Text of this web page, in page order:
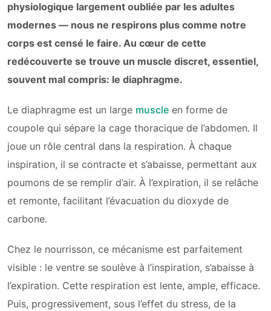
physiologique largement oubliée par les adultes
modernes — nous ne respirons plus comme notre
corps est censé le faire. Au cœur de cette
redécouverte se trouve un muscle discret, essentiel,
souvent mal compris: le diaphragme.
Le diaphragme est un large muscle en forme de
coupole qui sépare la cage thoracique de l’abdomen. Il
joue un rôle central dans la respiration. À chaque
inspiration, il se contracte et s’abaisse, permettant aux
poumons de se remplir d’air. À l’expiration, il se relâche
et remonte, facilitant l’évacuation du dioxyde de
carbone.
Chez le nourrisson, ce mécanisme est parfaitement
visible : le ventre se soulève à l’inspiration, s’abaisse à
l’expiration. Cette respiration est lente, ample, efficace.
Puis, progressivement, sous l’effet du stress, de la